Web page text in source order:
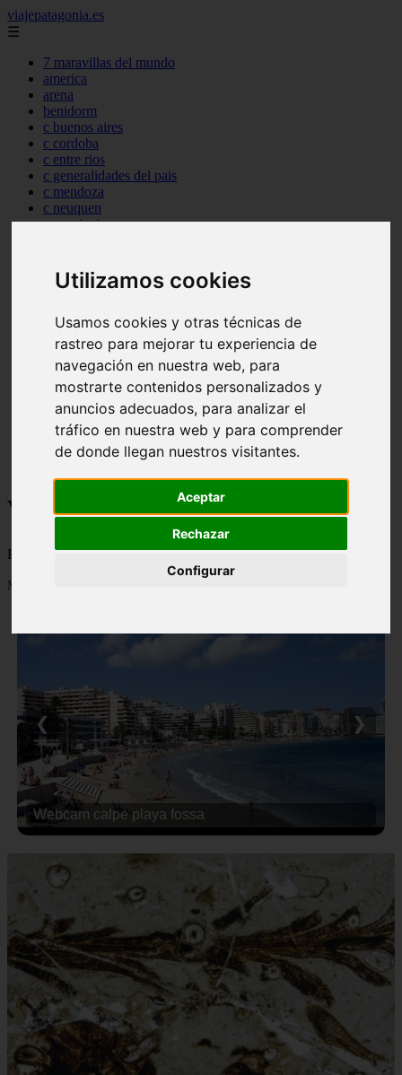
Utilizamos cookies
Usamos cookies y otras técnicas de
rastreo para mejorar tu experiencia de
navegación en nuestra web, para
mostrarte contenidos personalizados y
anuncios adecuados, para analizar el
tráfico en nuestra web y para comprender
de donde llegan nuestros visitantes.
Aceptar
Rechazar
Configurar
viajepatagonia.es
☰
7 maravillas del mundo
america
arena
benidorm
c buenos aires
c cordoba
c entre rios
c generalidades del pais
c mendoza
c neuquen
c provincias
c tierra de fuego
c tucuman
carmen
category
destinos
gijon
lanzarote
monumentos
naturaleza
san
Viajes a la Patagonia
Blog sobre la Patagonia en particular y sobre turismo en general
Mostrando 1 - 24 de 479 artículos
Webcam calpe playa fossa
❮ ❯